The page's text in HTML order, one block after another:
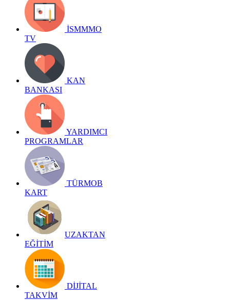
İSMMMO
TV
KAN
BANKASI
YARDIMCI
PROGRAMLAR
TÜRMOB
KART
UZAKTAN
EĞİTİM
DİJİTAL
TAKVİM